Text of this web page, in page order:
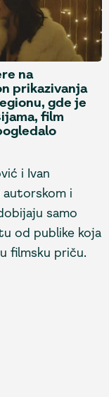
na
prikazivanja
gde je
film
i Ivan
i
samo
od publike koja
filmsku priču.